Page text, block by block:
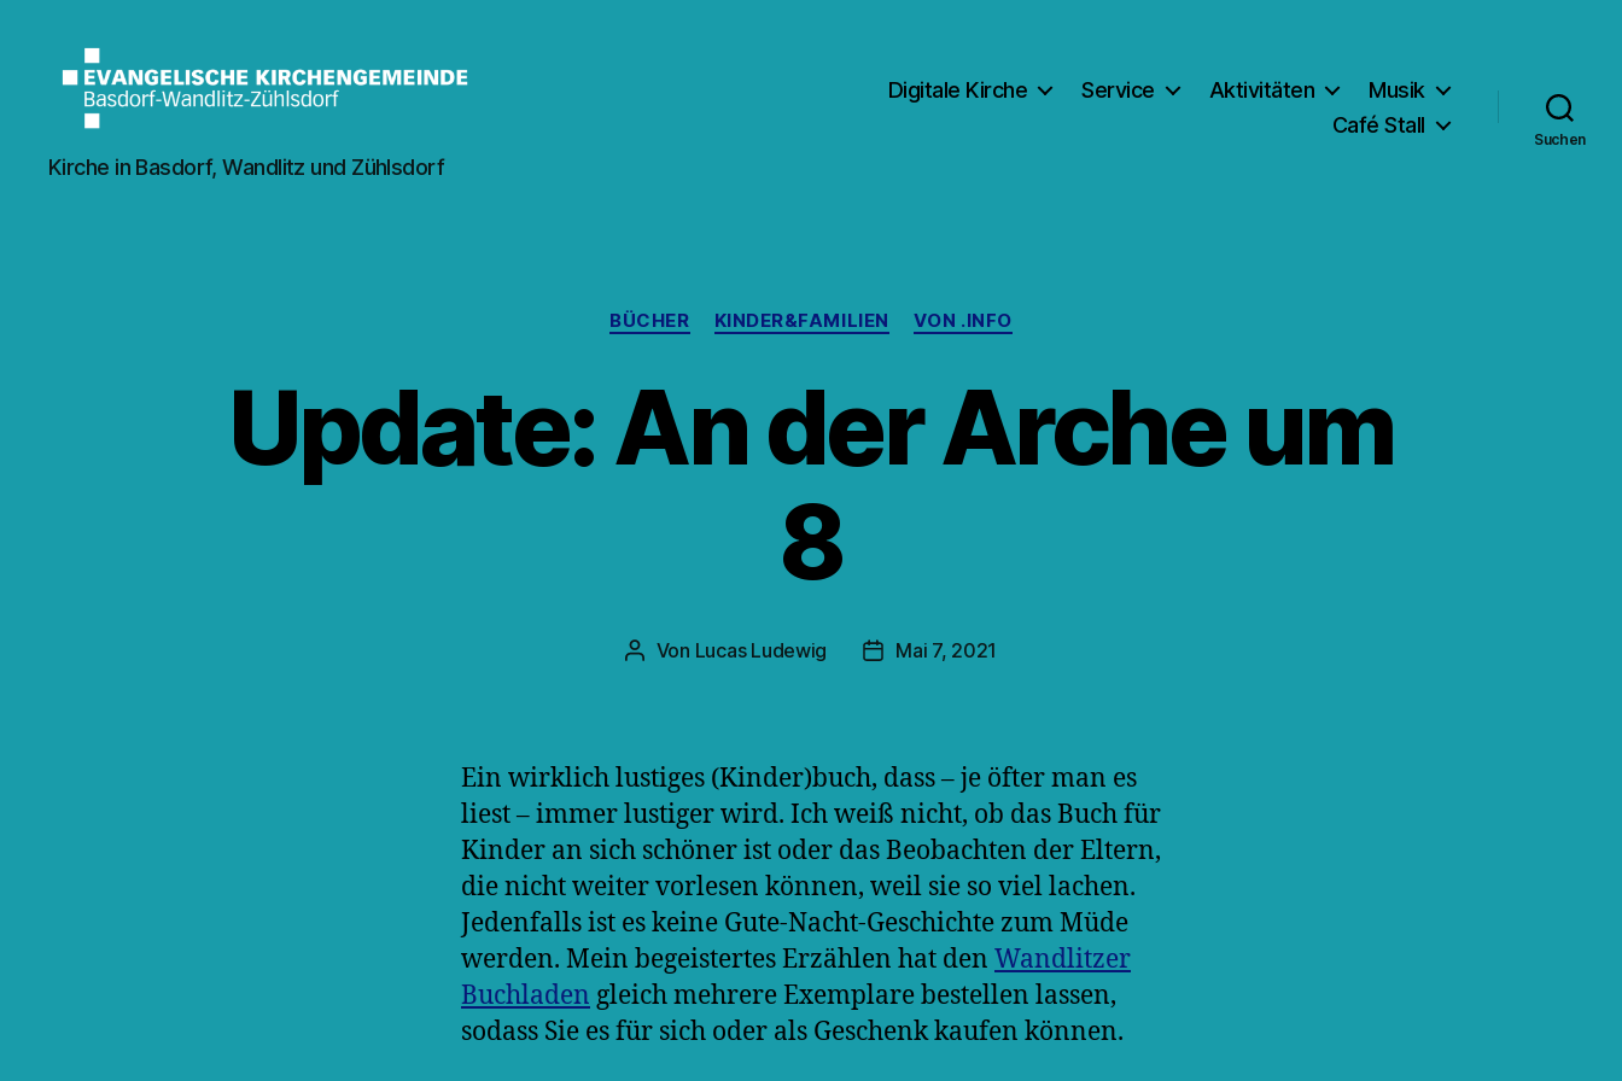
Kirche
Wandlitz
Kirche in Basdorf, Wandlitz und Zühlsdorf
Digitale Kirche Service Aktivitäten
Musik
Café Stall
Suchen
Kategorien
BÜCHER KINDER&FAMILIEN VON .INFO
Update: An der Arche um
8
Beitragsautor
Von Lucas Ludewig Veröffentlichungsdatum
Mai 7, 2021
Ein wirklich lustiges (Kinder)buch, dass – je öfter man es
liest – immer lustiger wird. Ich weiß nicht, ob das Buch für
Kinder an sich schöner ist oder das Beobachten der Eltern,
die nicht weiter vorlesen können, weil sie so viel lachen.
Jedenfalls ist es keine Gute-Nacht-Geschichte zum Müde
werden. Mein begeistertes Erzählen hat den Wandlitzer
Buchladen gleich mehrere Exemplare bestellen lassen,
sodass Sie es für sich oder als Geschenk kaufen können.